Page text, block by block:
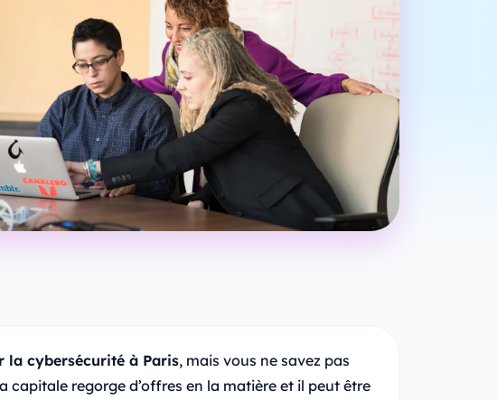
la cybersécurité à Paris, mais vous ne savez pas
capitale regorge d’offres en la matière et il peut être